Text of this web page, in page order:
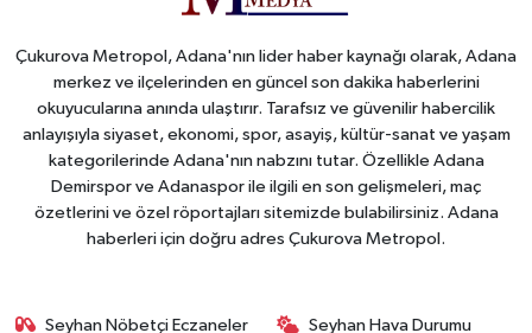
Çukurova Metropol, Adana'nın lider haber kaynağı olarak, Adana
merkez ve ilçelerinden en güncel son dakika haberlerini
okuyucularına anında ulaştırır. Tarafsız ve güvenilir habercilik
anlayışıyla siyaset, ekonomi, spor, asayiş, kültür-sanat ve yaşam
kategorilerinde Adana'nın nabzını tutar. Özellikle Adana
Demirspor ve Adanaspor ile ilgili en son gelişmeleri, maç
özetlerini ve özel röportajları sitemizde bulabilirsiniz. Adana
haberleri için doğru adres Çukurova Metropol.
Seyhan Nöbetçi Eczaneler Seyhan Hava Durumu